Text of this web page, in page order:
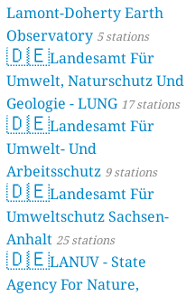
Lamont-Doherty Earth
Observatory 5 stations
🇩🇪Landesamt Für
Umwelt, Naturschutz Und
Geologie - LUNG 17 stations
🇩🇪Landesamt Für
Umwelt- Und
Arbeitsschutz 9 stations
🇩🇪Landesamt Für
Umweltschutz Sachsen-
Anhalt 25 stations
🇩🇪LANUV - State
Agency For Nature,